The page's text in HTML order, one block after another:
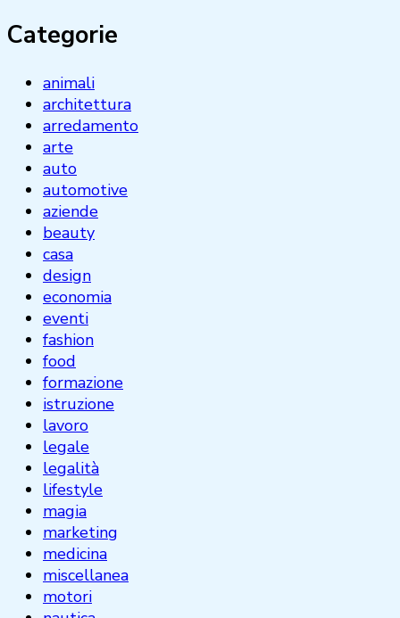
Categorie
animali
architettura
arredamento
arte
auto
automotive
aziende
beauty
casa
design
economia
eventi
fashion
food
formazione
istruzione
lavoro
legale
legalità
lifestyle
magia
marketing
medicina
miscellanea
motori